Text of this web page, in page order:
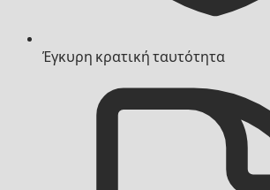
Έγκυρη κρατική ταυτότητα